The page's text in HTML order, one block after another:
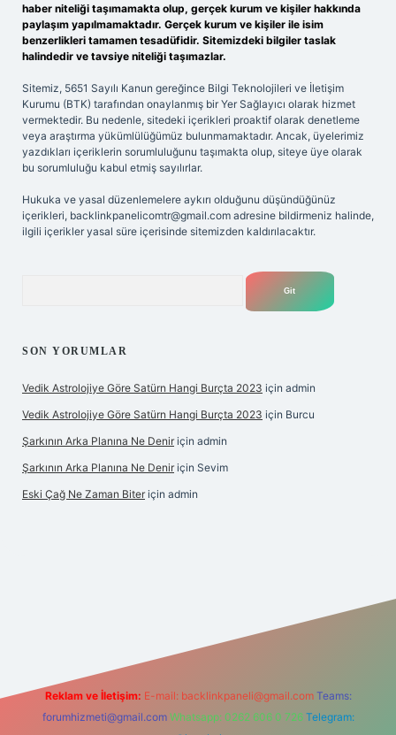
haber niteliği taşımamakta olup, gerçek kurum ve kişiler hakkında
paylaşım yapılmamaktadır. Gerçek kurum ve kişiler ile isim
benzerlikleri tamamen tesadüfidir. Sitemizdeki bilgiler taslak
halindedir ve tavsiye niteliği taşımazlar.
Sitemiz, 5651 Sayılı Kanun gereğince Bilgi Teknolojileri ve İletişim
Kurumu (BTK) tarafından onaylanmış bir Yer Sağlayıcı olarak hizmet
vermektedir. Bu nedenle, sitedeki içerikleri proaktif olarak denetleme
veya araştırma yükümlülüğümüz bulunmamaktadır. Ancak, üyelerimiz
yazdıkları içeriklerin sorumluluğunu taşımakta olup, siteye üye olarak
bu sorumluluğu kabul etmiş sayılırlar.
Hukuka ve yasal düzenlemelere aykırı olduğunu düşündüğünüz
içerikleri, backlinkpanelicomtr@gmail.com adresine bildirmeniz halinde,
ilgili içerikler yasal süre içerisinde sitemizden kaldırılacaktır.
SON YORUMLAR
Vedik Astrolojiye Göre Satürn Hangi Burçta 2023 için admin
Vedik Astrolojiye Göre Satürn Hangi Burçta 2023 için Burcu
Şarkının Arka Planına Ne Denir için admin
Şarkının Arka Planına Ne Denir için Sevim
Eski Çağ Ne Zaman Biter için admin
Reklam ve İletişim: E-mail: backlinkpaneli@gmail.com Teams:
forumhizmeti@gmail.com Whatsapp: 0262 606 0 726 Telegram: